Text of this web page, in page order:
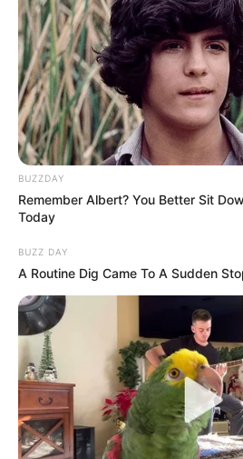
ഫയലുകള്‍ എല്ലാം നാഷണല്‍
കൈമാറിയതായും ഇനി
സൂക്ഷിക്കുകയെന്നും മന്ത്രി
ഫയലുകളുടെ
ശേഷമാകും
മന്ത്രി വ്യക്തമാക്കി.
സംബന്ധിച്ച് ജപ്പാന്‍, ജര്‍മനി
യുഎസ്, ഓസ്ട്രിയ തുടങ്ങിയ
BUZZDAY
Remember Albert? You Better Sit
Today
BUZZ DAY
A Routine Dig Came To A Sudden